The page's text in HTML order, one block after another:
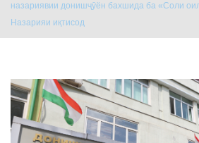
назариявии донишҷӯён бахшида ба «Соли
Назарияи иқтисод